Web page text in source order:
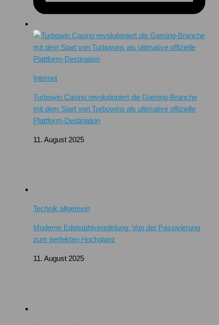
Internet
Turbowin Casino revolutioniert die Gaming-Branche
mit dem Start von Turbowins als ultimative offizielle
Plattform-Destination
11. August 2025
Technik allgemein
Moderne Edelstahlveredelung: Von der Passivierung
zum perfekten Hochglanz
11. August 2025